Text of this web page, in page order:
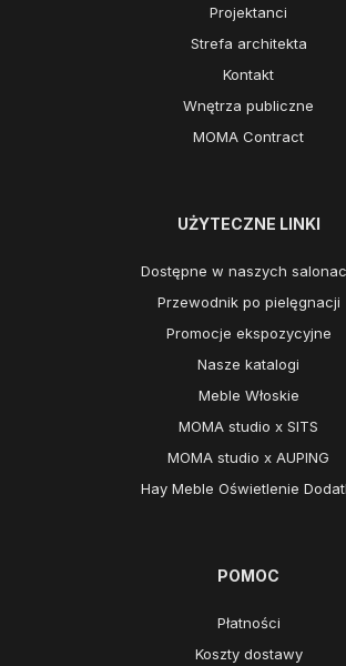
Projektanci
Strefa architekta
Kontakt
Wnętrza publiczne
MOMA Contract
UŻYTECZNE LINKI
Dostępne w naszych
Przewodnik po pielęgnacji
Promocje ekspozycyjne
Nasze katalogi
Meble Włoskie
MOMA studio x SITS
MOMA studio x AUPING
Hay Meble Oświetlenie
POMOC
Płatności
Koszty dostawy